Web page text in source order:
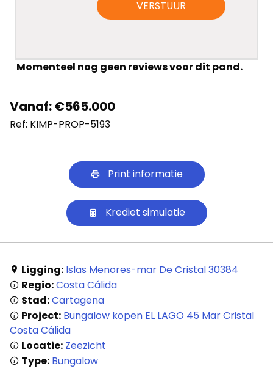
VERSTUUR
Momenteel nog geen reviews voor dit pand.
Vanaf: €565.000
Ref: KIMP-PROP-5193
Print informatie
Krediet simulatie
Ligging: Islas Menores-mar De Cristal 30384
Regio:Costa Cálida
Stad:Cartagena
Project: Bungalow kopen EL LAGO 45 Mar Cristal
Costa Cálida
Locatie: Zeezicht
Type: Bungalow